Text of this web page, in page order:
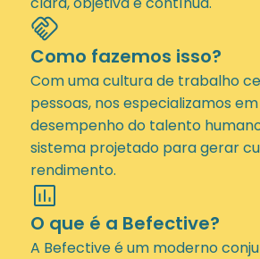
handshake
Como fazemos isso?
Com uma cultura de trabalho
pessoas, nos especializamos
desempenho do talento
sistema projetado para gerar
rendimento.
insert_chart
O que é a Befective?
A Befective é um moderno